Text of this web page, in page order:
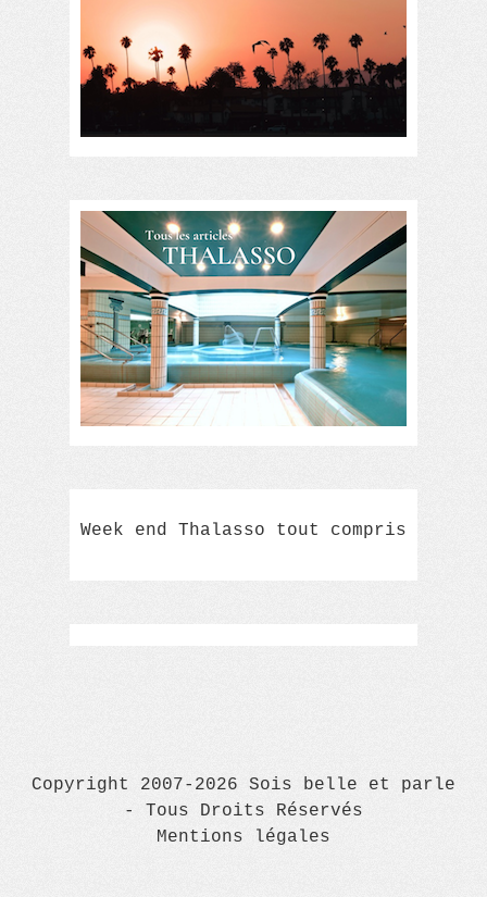
Week end Thalasso tout compris
Copyright 2007-2026 Sois belle et parle
- Tous Droits Réservés
Mentions légales